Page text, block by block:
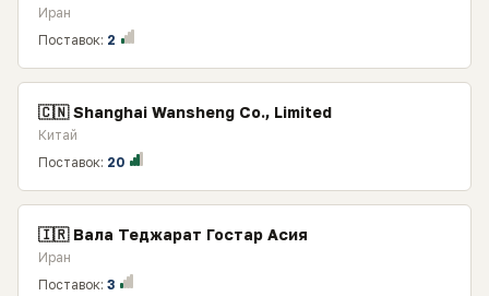
Иран
Поставок: 2
🇨🇳 Shanghai Wansheng Co., Limited
Китай
Поставок: 20
🇮🇷 Вала Теджарат Гостар Асия
Иран
Поставок: 3